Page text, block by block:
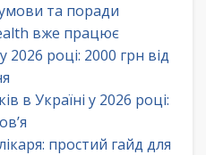
та поради
вже працює
2026 році: 2000 грн від
в Україні у 2026 році:
простий гайд для